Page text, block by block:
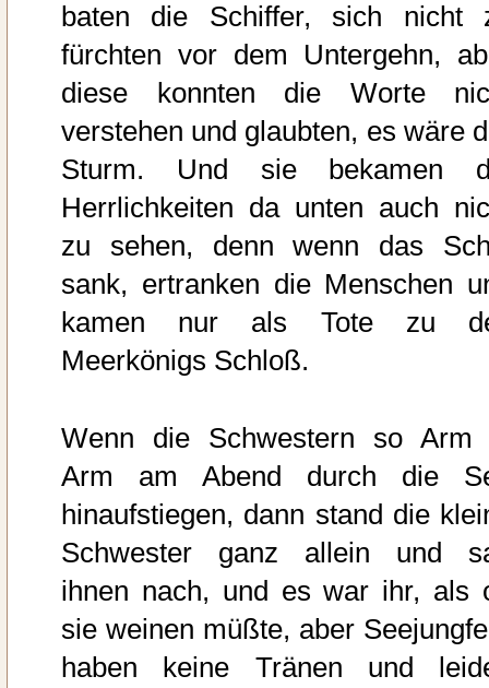
baten die Schiffer, sich nicht
fürchten vor dem Untergehn,
diese konnten die Worte
verstehen und glaubten, es wäre
Sturm. Und sie bekamen
Herrlichkeiten da unten auch
zu sehen, denn wenn das
sank, ertranken die Menschen
kamen nur als Tote zu
Meerkönigs Schloß.
Wenn die Schwestern so Arm
Arm am Abend durch die
hinaufstiegen, dann stand die
Schwester ganz allein und
ihnen nach, und es war ihr, als
sie weinen müßte, aber
haben keine Tränen und